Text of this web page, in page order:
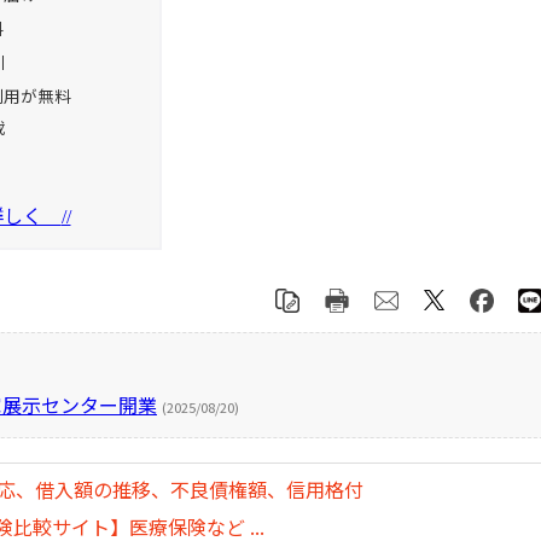
が無料
く //
示センター開業 (2025/08/20)
、借入額の推移、不良債権額、信用格付
比較サイト】医療保険など ...